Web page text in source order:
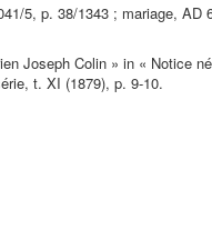
5, p. 38/1343 ; mariage,
Joseph Colin » in « Notice
t. XI (1879), p. 9-10.